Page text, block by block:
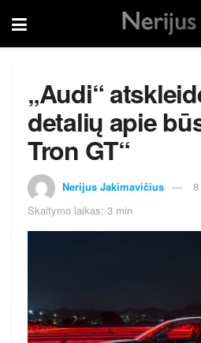
„Audi“
detalių apie
Tron GT“
Nerijus Jakimavičius
Skaitymo laikas: 3 min